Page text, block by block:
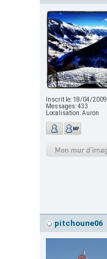
Inscrit le: 18/04/2009
Messages:433
Localisation:Auron
pitchoune06